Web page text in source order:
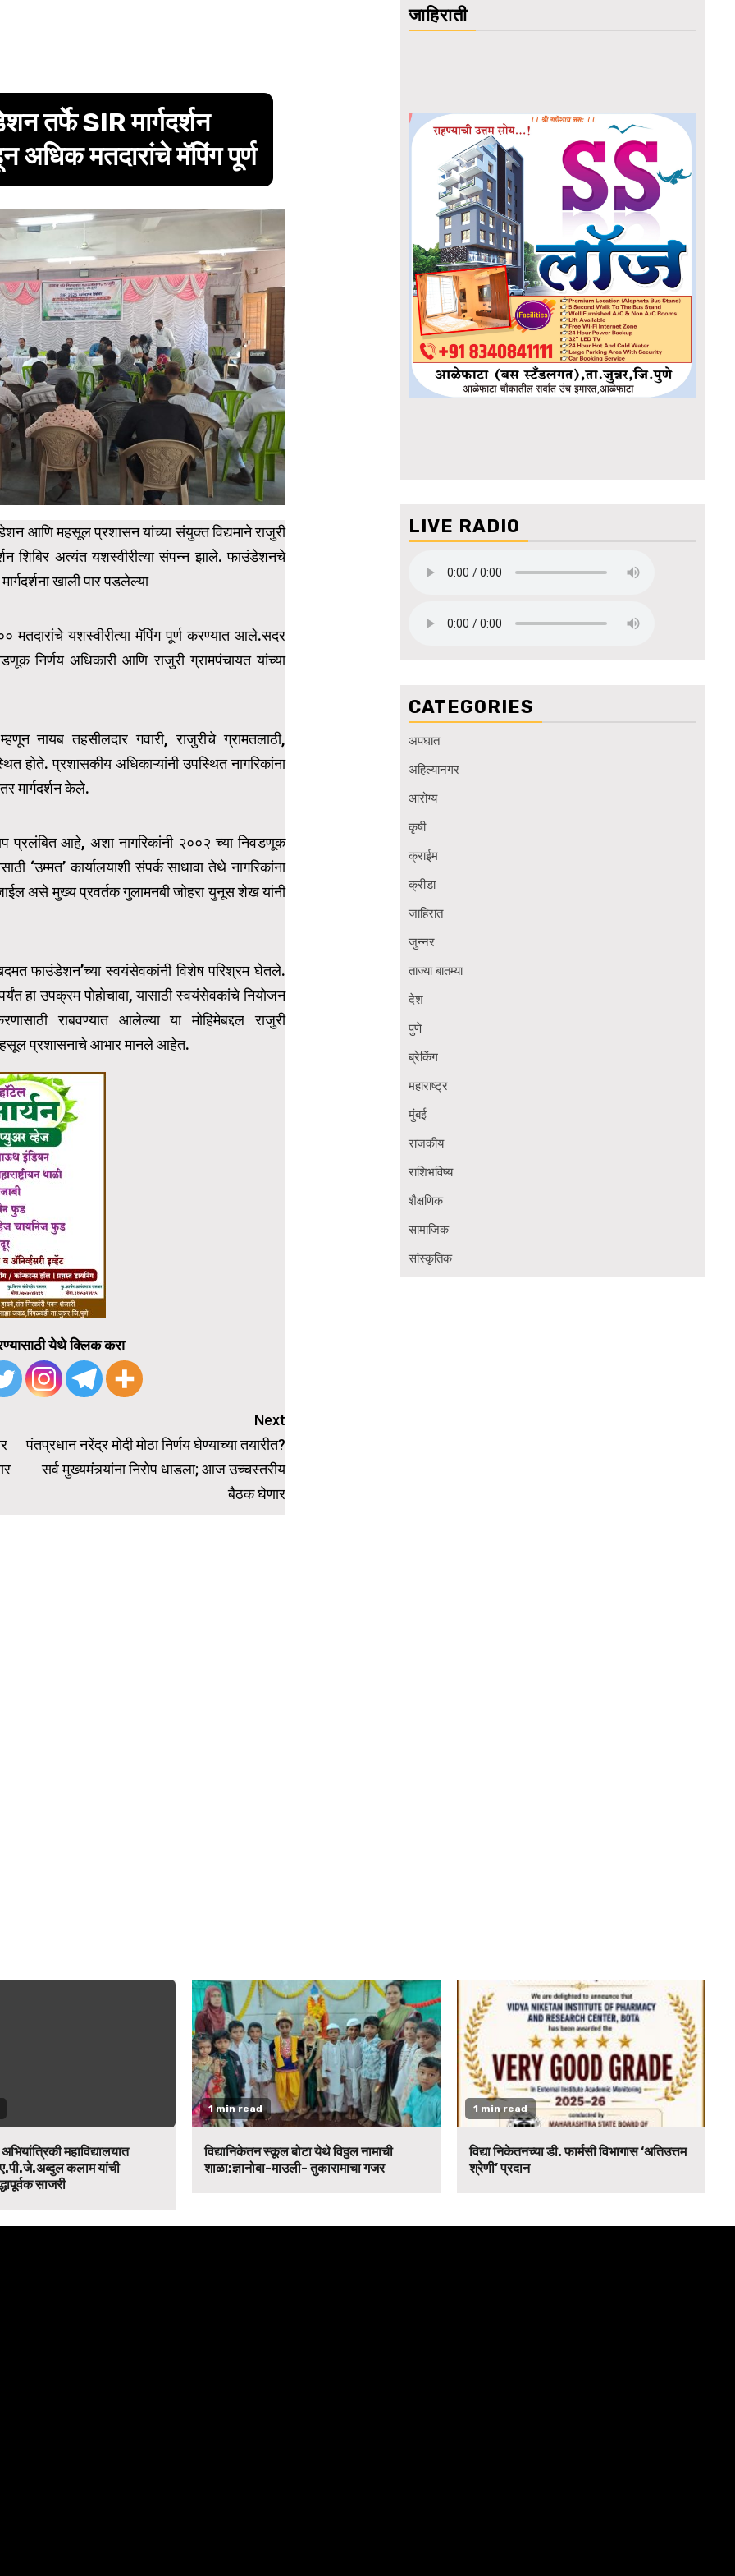
तर्फे SIR मार्गदर्शन
अधिक मतदारांचे मॅपिंग पूर्ण
आणि महसूल प्रशासन यांच्या संयुक्त विद्यमाने राजुरी
शिबिर अत्यंत यशस्वीरीत्या संपन्न झाले. फाउंडेशनचे
खाली पार पडलेल्या
मतदारांचे यशस्वीरीत्या मॅपिंग पूर्ण करण्यात आले.सदर
निर्णय अधिकारी आणि राजुरी ग्रामपंचायत यांच्या
नायब तहसीलदार गवारी, राजुरीचे ग्रामतलाठी,
प्रशासकीय अधिकाऱ्यांनी उपस्थित नागरिकांना
मार्गदर्शन केले.
प्रलंबित आहे, अशा नागरिकांनी २००२ च्या निवडणूक
‘उम्मत’ कार्यालयाशी संपर्क साधावा तेथे नागरिकांना
असे मुख्य प्रवर्तक गुलामनबी जोहरा युनूस शेख यांनी
फाउंडेशन’च्या स्वयंसेवकांनी विशेष परिश्रम घेतले.
हा उपक्रम पोहोचावा, यासाठी स्वयंसेवकांचे नियोजन
राबवण्यात आलेल्या या मोहिमेबद्दल राजुरी
प्रशासनाचे आभार मानले आहेत.
येथे क्लिक करा
Next
पंतप्रधान नरेंद्र मोदी मोठा निर्णय घेण्याच्या तयारीत?
सर्व मुख्यमंत्र्यांना निरोप धाडला; आज उच्चस्तरीय
बैठक घेणार
जाहिराती
LIVE RADIO
CATEGORIES
अपघात
अहिल्यानगर
आरोग्य
कृषी
क्राईम
क्रीडा
जाहिरात
जुन्नर
ताज्या बातम्या
देश
पुणे
ब्रेकिंग
महाराष्ट्र
मुंबई
राजकीय
राशिभविष्य
शैक्षणिक
सामाजिक
सांस्कृतिक
महाविद्यालयात
कलाम यांची
साजरी
1 min read
विद्यानिकेतन स्कूल बोटा येथे विठ्ठल नामाची
शाळा;ज्ञानोबा-माउली- तुकारामाचा गजर
1 min read
विद्या निकेतनच्या डी. फार्मसी विभागास ‘अतिउत्तम
श्रेणी’ प्रदान